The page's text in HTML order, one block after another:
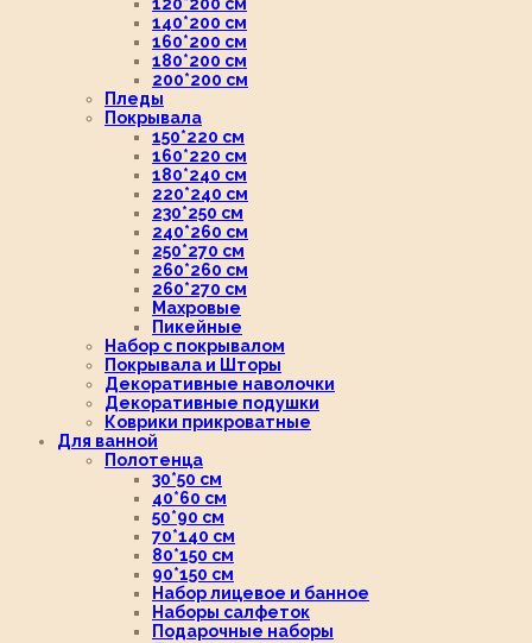
140*200 см
160*200 см
180*200 см
200*200 см
Пледы
Покрывала
150*220 см
160*220 см
180*240 см
220*240 см
230*250 см
240*260 см
250*270 см
260*260 см
260*270 см
Махровые
Пикейные
Набор с покрывалом
Покрывала и Шторы
Декоративные наволочки
Декоративные подушки
Коврики прикроватные
Для ванной
Полотенца
30*50 см
40*60 см
50*90 см
70*140 см
80*150 см
90*150 см
Набор лицевое и банное
Наборы салфеток
Подарочные наборы